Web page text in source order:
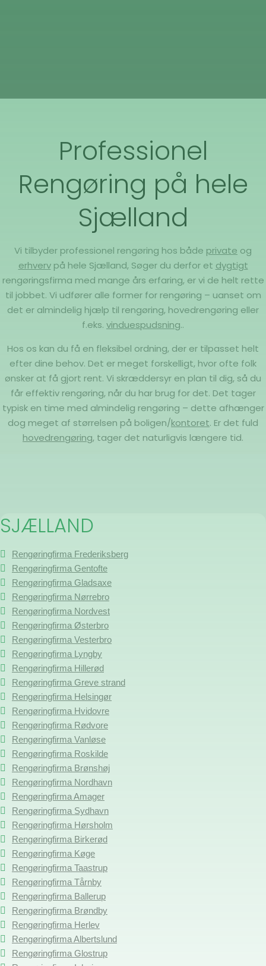
Professionel
Rengøring på hele
Sjælland
Vi tilbyder professionel rengøring hos både private og
erhvervpå hele Sjælland, Søger du derfor et dygtigt
rengøringsfirma med mange års erfaring, er vi de helt rette
til jobbet. Vi udfører alle former for rengøring – uanset om
det er almindelig hjælp til rengøring, hovedrengøring eller
f.eks. vinduespudsning..
Hos os kan du få en fleksibel ordning, der er tilpasset helt
efter dine behov. Det er meget forskelligt, hvor ofte folk
ønsker at få gjort rent. Vi skræddersyr en plan til dig, så du
får effektiv rengøring, når du har brug for det. Det tager
typisk en time med almindelig rengøring – dette afhænger
dog meget af størrelsen på boligen/kontoret. Er det fuld
hovedrengøring, tager det naturligvis længere tid.
SJÆLLAND
Rengøringfirma Frederiksberg
Rengøringfirma Gentofte
Rengøringfirma Gladsaxe
Rengøringfirma Nørrebro
Rengøringfirma Nordvest
Rengøringfirma Østerbro
Rengøringfirma Vesterbro
Rengøringfirma Lyngby
Rengøringfirma Hillerød
Rengøringfirma Greve strand
Rengøringfirma Helsingør
Rengøringfirma Hvidovre
Rengøringfirma Rødvore
Rengøringfirma Vanløse
Rengøringfirma Roskilde
Rengøringfirma Brønshøj
Rengøringfirma Nordhavn
Rengøringfirma Amager
Rengøringfirma Sydhavn
Rengøringfirma Hørsholm
Rengøringfirma Birkerød
Rengøringfirma Køge
Rengøringfirma Taastrup
Rengøringfirma Tårnby
Rengøringfirma Ballerup
Rengøringfirma Brøndby
Rengøringfirma Herlev
Rengøringfirma Albertslund
Rengøringfirma Glostrup